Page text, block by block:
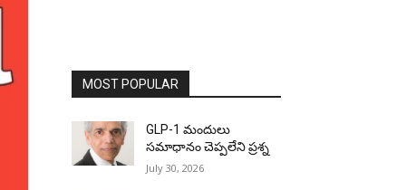
MOST POPULAR
GLP-1 మందులు
సమాధానం చెప్పలేని ప్రశ్న
July 30, 2026